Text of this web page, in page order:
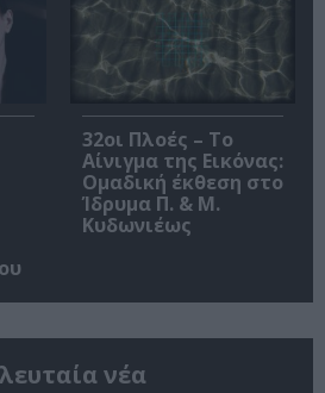
32οι Πλοές – Το
Αίνιγμα της Εικόνας:
Ομαδική έκθεση στο
Ίδρυμα Π. & Μ.
Κυδωνιέως
νέα